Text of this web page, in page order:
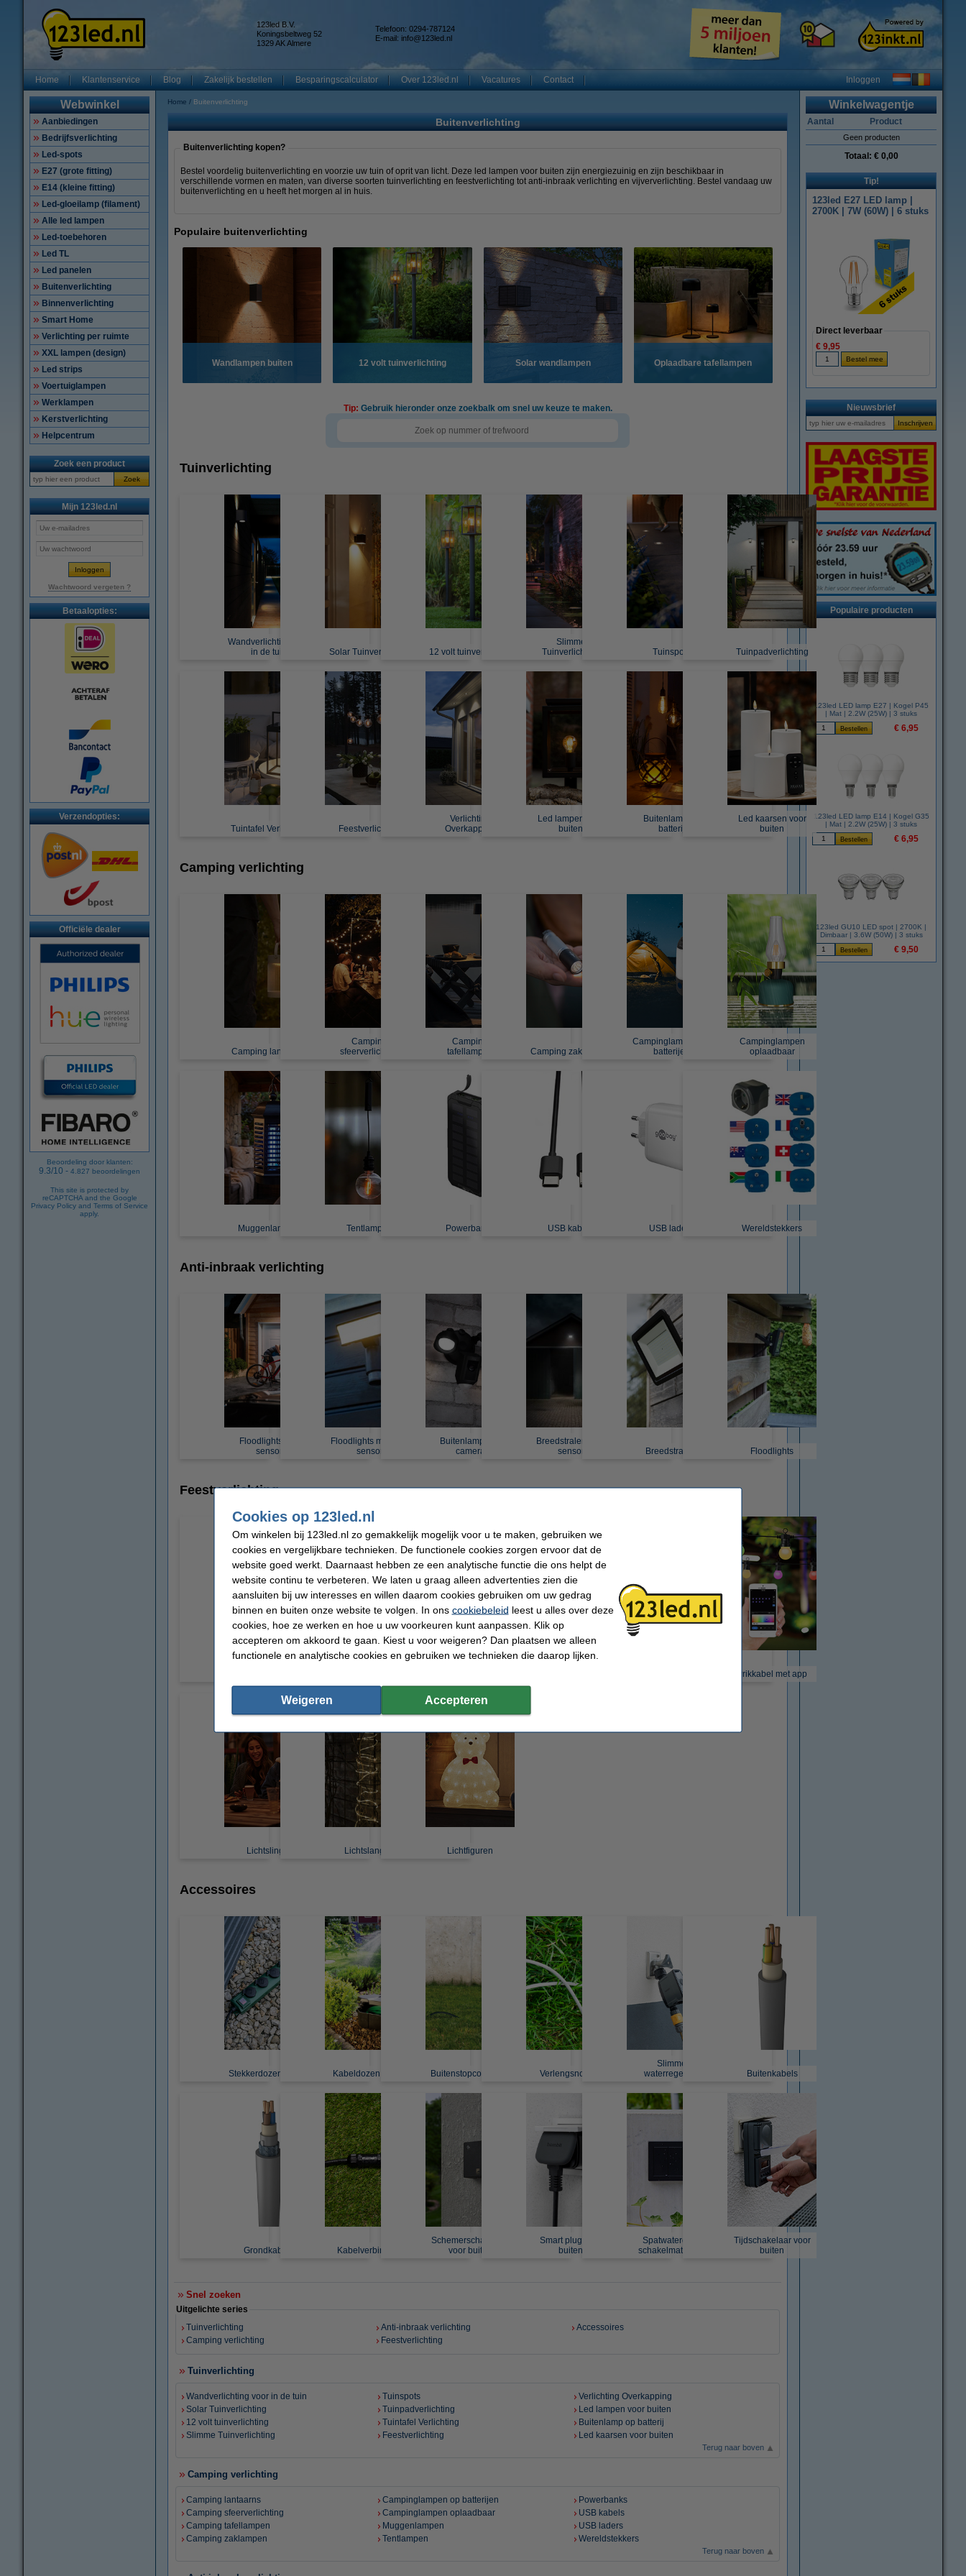
123led B.V.
Koningsbeltweg 52
1329 AK Almere
Telefoon: 0294-787124
E-mail: info@123led.nl
Home Klantenservice Blog Zakelijk bestellen Besparingscalculator Over 123led.nl Vacatures Contact Inloggen
Webwinkel
Aanbiedingen
Bedrijfsverlichting
Led-spots
E27 (grote fitting)
E14 (kleine fitting)
Led-gloeilamp (filament)
Alle led lampen
Led-toebehoren
Led TL
Led panelen
Buitenverlichting
Binnenverlichting
Smart Home
Verlichting per ruimte
XXL lampen (design)
Led strips
Voertuiglampen
Werklampen
Kerstverlichting
Helpcentrum
Zoek een product
Zoek
Mijn 123led.nl
Wachtwoord vergeten ?
Betaalopties:
Verzendopties:
Officiële dealer
Beoordeling door klanten:
9.3/10 - 4.827 beoordelingen
This site is protected by
reCAPTCHA and the Google
Privacy Policy and Terms of Service
apply.
Home Buitenverlichting
Buitenverlichting
Buitenverlichting kopen?
Bestel voordelig buitenverlichting en voorzie uw tuin of oprit van licht. Deze led lampen voor buiten zijn energiezuinig en zijn beschikbaar in
verschillende vormen en maten, van diverse soorten tuinverlichting en feestverlichting tot anti-inbraak verlichting en vijververlichting. Bestel vandaag uw
buitenverlichting en u heeft het morgen al in huis.
Populaire buitenverlichting
Wandlampen buiten 12 volt tuinverlichting Solar wandlampen Oplaadbare tafellampen
Tip: Gebruik hieronder onze zoekbalk om snel uw keuze te maken.
Tuinverlichting
Wandverlichting voor
in de tuin
Solar Tuinverlichting 12 volt tuinverlichting
Slimme
Tuinverlichting
Tuinspots Tuinpadverlichting
Tuintafel Verlichting Feestverlichting
Verlichting
Overkapping
Led lampen voor
buiten
Buitenlamp op
batterij
Led kaarsen voor
buiten
Camping verlichting
Camping lantaarns
Camping
sfeerverlichting
Camping
tafellampen
Camping zaklampen
Campinglampen op
batterijen
Campinglampen
oplaadbaar
Muggenlampen Tentlampen Powerbanks USB kabels USB laders Wereldstekkers
Anti-inbraak verlichting
Floodlights met
sensor
Floodlights met volg
sensor
Buitenlamp met
camera
Breedstralers met
sensor
Breedstralers Floodlights
Feestverlichting
Prikkabel met app
Lichtslinger Lichtslangen Lichtfiguren
Accessoires
Stekkerdozen buiten Kabeldozen buiten Buitenstopcontacten Verlengsnoeren
Slimme
waterregelaar
Buitenkabels
Grondkabels Kabelverbinders
Schemerschakelaar
voor buiten
Smart plug voor
buiten
Spatwaterdicht
schakelmateriaal
Tijdschakelaar voor
buiten
Snel zoeken
Uitgelichte series
Tuinverlichting
Camping verlichting
Anti-inbraak verlichting
Feestverlichting
Accessoires
Tuinverlichting
Wandverlichting voor in de tuin
Solar Tuinverlichting
12 volt tuinverlichting
Slimme Tuinverlichting
Tuinspots
Tuinpadverlichting
Tuintafel Verlichting
Feestverlichting
Verlichting Overkapping
Led lampen voor buiten
Buitenlamp op batterij
Led kaarsen voor buiten
Terug naar boven
Camping verlichting
Camping lantaarns
Camping sfeerverlichting
Camping tafellampen
Camping zaklampen
Campinglampen op batterijen
Campinglampen oplaadbaar
Muggenlampen
Tentlampen
Powerbanks
USB kabels
USB laders
Wereldstekkers
Terug naar boven
Winkelwagentje
Aantal Product
Geen producten
Totaal: € 0,00
Tip!
123led E27 LED lamp |
2700K | 7W (60W) | 6 stuks
Direct leverbaar
€ 9,95
Nieuwsbrief
Populaire producten
123led LED lamp E27 | Kogel P45
| Mat | 2.2W (25W) | 3 stuks
€ 6,95
123led LED lamp E14 | Kogel G35
| Mat | 2.2W (25W) | 3 stuks
€ 6,95
123led GU10 LED spot | 2700K |
Dimbaar | 3.6W (50W) | 3 stuks
€ 9,50
Cookies op 123led.nl
Om winkelen bij 123led.nl zo gemakkelijk mogelijk voor u te maken, gebruiken we
cookies en vergelijkbare technieken. De functionele cookies zorgen ervoor dat de
website goed werkt. Daarnaast hebben ze een analytische functie die ons helpt de
website continu te verbeteren. We laten u graag alleen advertenties zien die
aansluiten bij uw interesses en willen daarom cookies gebruiken om uw gedrag
binnen en buiten onze website te volgen. In ons cookiebeleid leest u alles over deze
cookies, hoe ze werken en hoe u uw voorkeuren kunt aanpassen. Klik op
accepteren om akkoord te gaan. Kiest u voor weigeren? Dan plaatsen we alleen
functionele en analytische cookies en gebruiken we technieken die daarop lijken.
Weigeren Accepteren